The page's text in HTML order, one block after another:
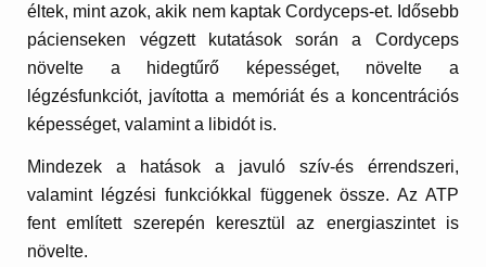
éltek, mint azok, akik nem kaptak Cordyceps-et. Idősebb
pácienseken végzett kutatások során a Cordyceps
növelte a hidegtűrő képességet, növelte a
légzésfunkciót, javította a memóriát és a koncentrációs
képességet, valamint a libidót is.
Mindezek a hatások a javuló szív-és érrendszeri,
valamint légzési funkciókkal függenek össze. Az ATP
fent említett szerepén keresztül az energiaszintet is
növelte.